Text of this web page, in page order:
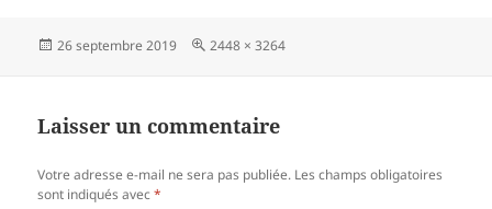
Publié
26 septembre 2019
Taille
2448 × 3264
Laisser un commentaire
Votre adresse e-mail ne sera pas publiée. Les champs obligatoires
sont indiqués avec*